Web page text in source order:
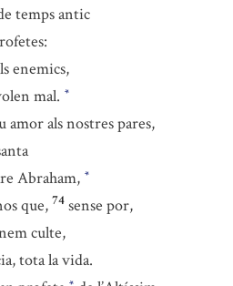
temps antic
enemics,
mal. *
amor als nostres pares,
Abraham, *
que, 74 sense por,
culte,
tota la vida.